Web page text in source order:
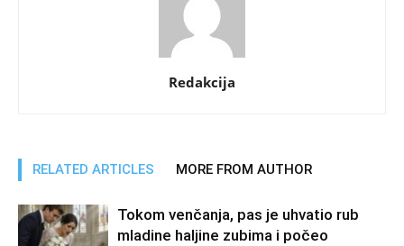
Redakcija
RELATED ARTICLES MORE FROM AUTHOR
Tokom venčanja, pas je uhvatio rub
mladine haljine zubima i počeo